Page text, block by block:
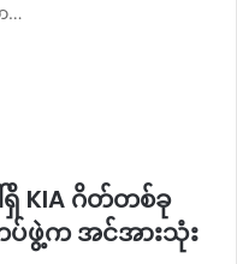
…
KIA ဂိတ်တစ်ခု
ပ်ဖွဲ့က အင်အားသုံး